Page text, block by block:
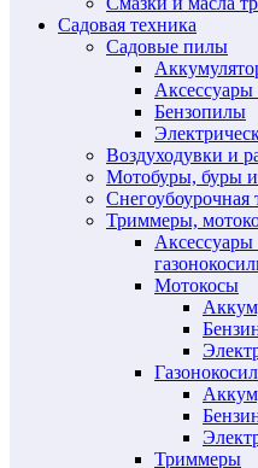
Садовая техника
Садовые пилы
Бензопилы
Воздуходувки и
Мотобуры, буры
Снегоубоурочная
Триммеры,
Мотокосы
Триммеры